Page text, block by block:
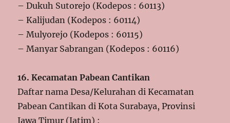
– Dukuh Sutorejo (Kodepos : 60113)
– Kalijudan (Kodepos : 60114)
– Mulyorejo (Kodepos : 60115)
– Manyar Sabrangan (Kodepos : 60116)
16. Kecamatan Pabean Cantikan
Daftar nama Desa/Kelurahan di Kecamatan
Pabean Cantikan di Kota Surabaya, Provinsi
Jawa Timur (Jatim) :